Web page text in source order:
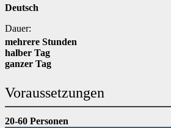
Deutsch
Dauer:
mehrere Stunden
halber Tag
ganzer Tag
Voraussetzungen
20-60 Personen